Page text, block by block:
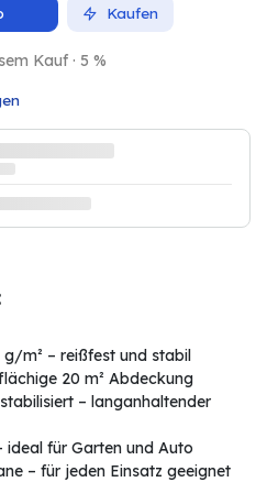
Kaufen
Kauf · 5 %
m² – reißfest und stabil
20 m² Abdeckung
– langanhaltender
ideal für Garten und Auto
– für jeden Einsatz geeignet